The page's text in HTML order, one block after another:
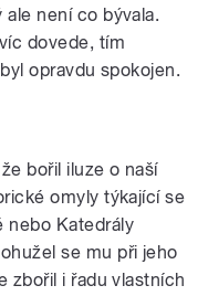
ale není co bývala.
dovede, tím
opravdu spokojen.
bořil iluze o naší
omyly týkající se
nebo Katedrály
se mu při jeho
zbořil i řadu vlastních